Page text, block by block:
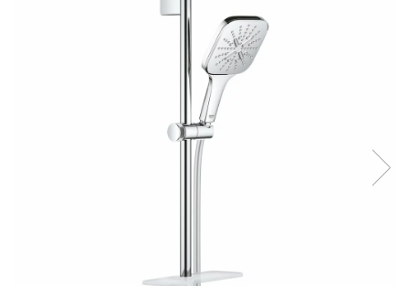
Panouri radiante si incalzitoare cu
Solutii de curatare si tratare
Contoare energie termica